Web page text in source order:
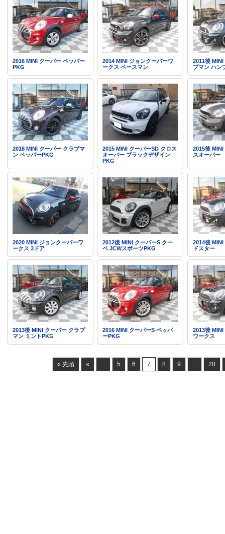
2016 MINI クーパー ペッパー
PKG
2014 MINI ジョンクーパーワ
ークス ペースマン
2011後 MINI
ブマン ハン
2018 MINI クーパー クラブマ
ン ペッパーPKG
2015 MINI クーパーSD クロス
オーバー ブラックデザイン
PKG
2015後
スオーバー
2020 MINI ジョンクーパーワ
ークス 3ドア
2012後 MINI クーパーS クー
ペ JCWスポーツPKG
2014後 MINI
ドスター
2013後 MINI クーパー クラブ
マン ミントPKG
2016 MINI クーパーS ペッパ
ーPKG
2013後
ワークス
« 先頭 « 5 6 7 8 9 20